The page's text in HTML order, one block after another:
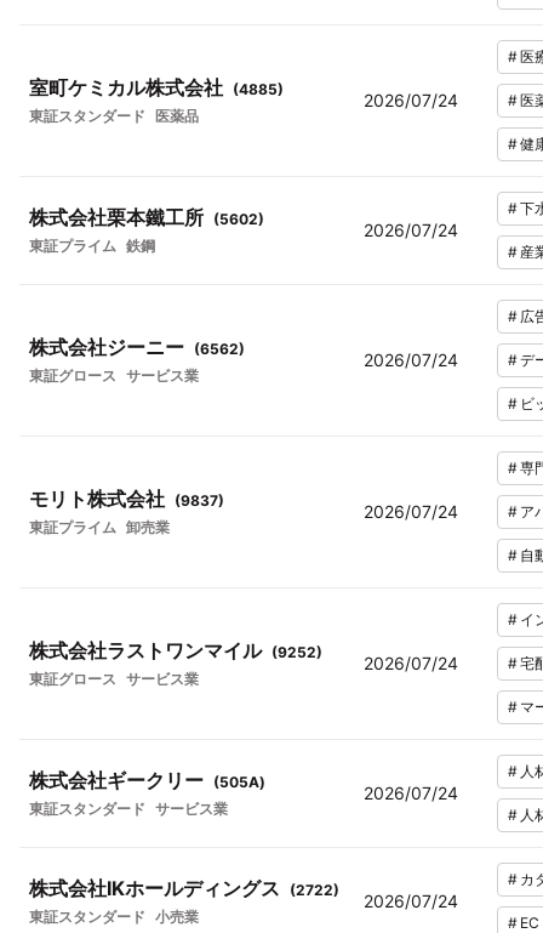
室町ケミカル株式会社 (4885)
東証スタンダード
医薬品
2026/07/24
#医
#医
#健
株式会社栗本鐵工所 (5602)
東証プライム 鉄鋼
2026/07/24
#下
# 産
株式会社ジーニー (6562)
東証グロース サービス業
2026/07/24
# 広
#デ
# ビ
モリト株式会社 (9837)
東証プライム 卸売業
2026/07/24
#専
# ア
# 自
株式会社ラストワンマイル (9252)
東証グロース サービス業
2026/07/24
# イ
#宅
# マ
株式会社ギークリー (505A)
東証スタンダード サービス業
2026/07/24
# 人
# 人
株式会社IKホールディングス (2722)
東証スタンダード 小売業
2026/07/24
# カ
#